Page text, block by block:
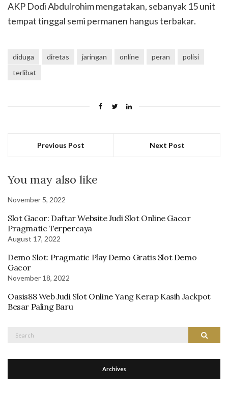
AKP Dodi Abdulrohim mengatakan, sebanyak 15 unit
tempat tinggal semi permanen hangus terbakar.
diduga diretas jaringan online peran
polisi
terlibat
Previous Post Next Post
You may also like
November 5, 2022
Slot Gacor: Daftar Website Judi Slot Online Gacor
Pragmatic Terpercaya
August 17, 2022
Demo Slot: Pragmatic Play Demo Gratis Slot Demo
Gacor
November 18, 2022
Oasis88 Web Judi Slot Online Yang Kerap Kasih Jackpot
Besar Paling Baru
Search
Archives